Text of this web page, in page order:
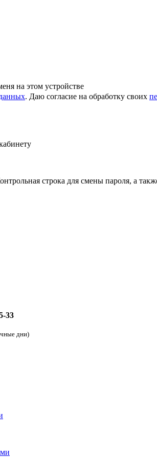
на этом устройстве
. Даю согласие на обработку своих
строка для смены пароля, а
33
дни)